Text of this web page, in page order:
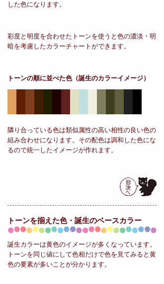
した色になります。
彩度と明度を合わせたトーンを使うと色の濃淡・明
暗を考慮したカラーチャートができます。
トーンの順に並べた色（誕生のカラーイメージ）
隣り合っている色は類似属性の高い相性の良い色の
組み合わせになります。その配色は調和した色にな
るので統一したイメージが作れます。
トーンを揃えた色・誕生のベースカラー
誕生カラーは黄色のイメージが多くなっています。
トーンを同じ値にして色相だけで色を見てみると黄
色の要素が多いことが分かります。